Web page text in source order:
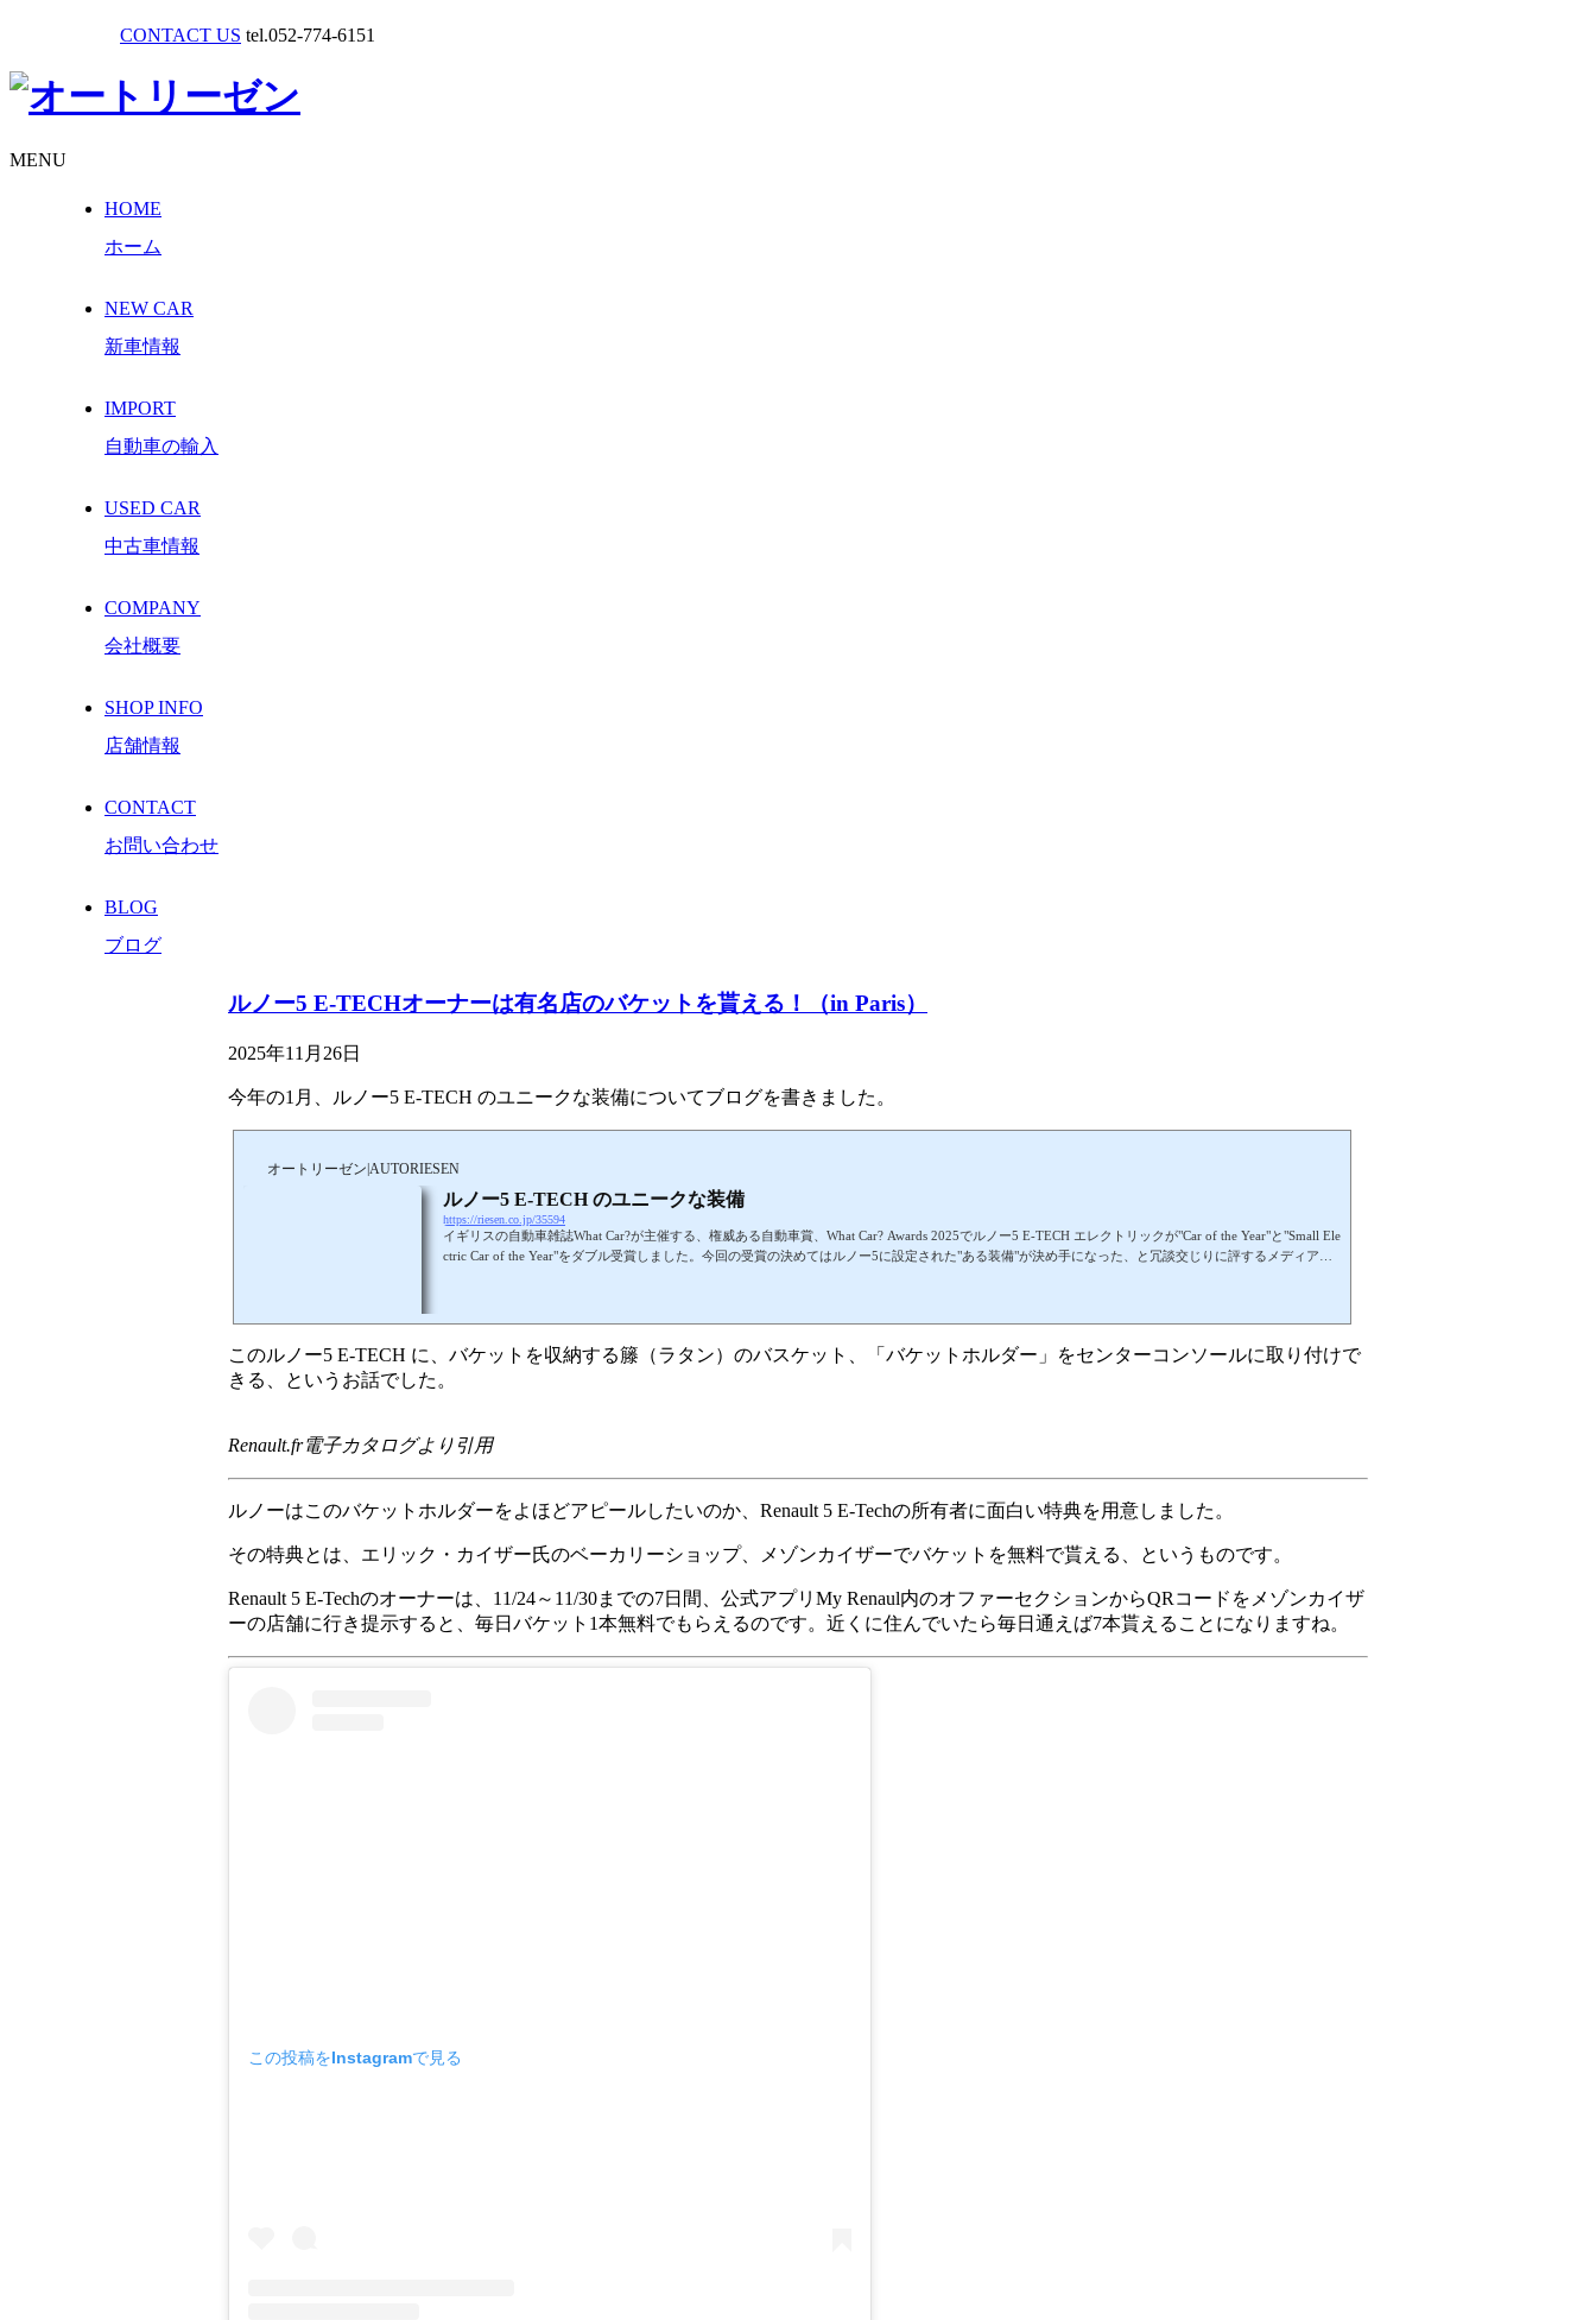
CONTACT US tel.052-774-6151
MENU
HOME
ホーム
NEW CAR
新車情報
IMPORT
自動車の輸入
USED CAR
中古車情報
COMPANY
会社概要
SHOP INFO
店舗情報
CONTACT
お問い合わせ
BLOG
ブログ
ルノー5 E-TECHオーナーは有名店のバケットを貰える！（in Paris）
2025年11月26日
今年の1月、ルノー5 E-TECH のユニークな装備についてブログを書きました。
オートリーゼン|AUTORIESEN
ルノー5 E-TECH のユニークな装備
https://riesen.co.jp/35594
イギリスの自動車雑誌What Car?が主催する、権威ある自動車賞、What Car? Awards 2025でルノー5 E-TECH エレクトリックが"Car of the Year"と"Small Ele
ctric Car of the Year"をダブル受賞しました。今回の受賞の決めてはルノー5に設定された"ある装備"が決め手になった、と冗談交じりに評するメディアも
このルノー5 E-TECH に、バケットを収納する籐（ラタン）のバスケット、「バケットホルダー」をセンターコンソールに取り付けで
きる、というお話でした。
Renault.fr電子カタログより引用
ルノーはこのバケットホルダーをよほどアピールしたいのか、Renault 5 E-Techの所有者に面白い特典を用意しました。
その特典とは、エリック・カイザー氏のベーカリーショップ、メゾンカイザーでバケットを無料で貰える、というものです。
Renault 5 E-Techのオーナーは、11/24～11/30までの7日間、公式アプリMy Renaul内のオファーセクションからQRコードをメゾンカイザ
ーの店舗に行き提示すると、毎日バケット1本無料でもらえるのです。近くに住んでいたら毎日通えば7本貰えることになりますね。
この投稿をInstagramで見る